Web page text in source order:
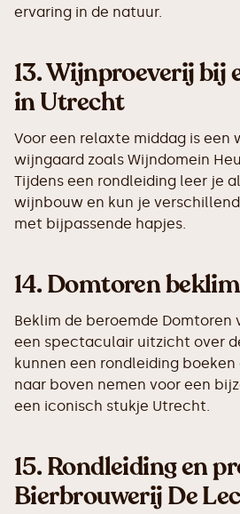
ervaring in de natuur.
13.Wijnproeverij bij
in Utrecht
Voor een relaxte middag is een
wijngaard zoals Wijndomein
Tijdens een rondleiding leer je
wijnbouw en kun je
met bijpassende hapjes.
14.Domtoren
Beklim de beroemde Domtoren
een spectaculair uitzicht over
kunnen een rondleiding
naar boven nemen voor een
een iconisch stukje Utrecht.
15.Rondleiding en
Bierbrouwerij De